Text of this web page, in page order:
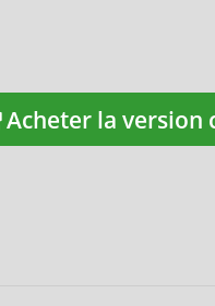
Acheter la version